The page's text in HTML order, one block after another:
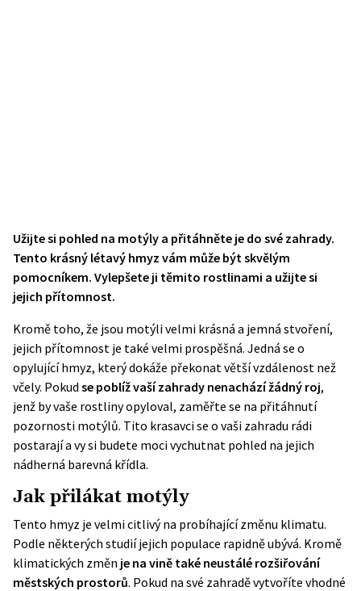
Užijte si pohled na motýly a přitáhněte je do své zahrady.
Tento krásný létavý hmyz vám může být skvělým
pomocníkem. Vylepšete ji těmito rostlinami a užijte si
jejich přítomnost.
Kromě toho, že jsou motýli velmi krásná a jemná stvoření,
jejich přítomnost je také velmi prospěšná. Jedná se o
opylující hmyz, který dokáže překonat větší vzdálenost než
včely. Pokud se poblíž vaší zahrady nenachází žádný roj,
jenž by vaše rostliny opyloval, zaměřte se na přitáhnutí
pozornosti motýlů. Tito krasavci se o vaši zahradu rádi
postarají a vy si budete moci vychutnat pohled na jejich
nádherná barevná křídla.
Jak přilákat motýly
Tento hmyz je velmi citlivý na probíhající změnu klimatu.
Podle některých studií jejich populace rapidně ubývá. Kromě
klimatických změn je na vině také neustálé rozšiřování
městských prostorů. Pokud na své zahradě vytvoříte vhodné